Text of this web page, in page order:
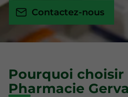
Contactez-nous
Pourquoi choisir
Pharmacie